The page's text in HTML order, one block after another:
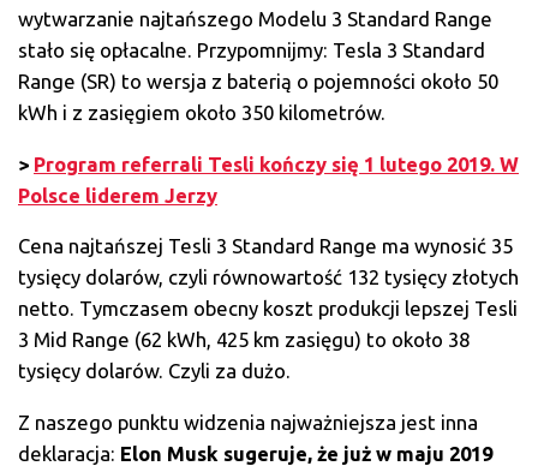
wytwarzanie najtańszego Modelu 3 Standard Range
stało się opłacalne. Przypomnijmy: Tesla 3 Standard
Range (SR) to wersja z baterią o pojemności około 50
kWh i z zasięgiem około 350 kilometrów.
> Program referrali Tesli kończy się 1 lutego 2019. W
Polsce liderem Jerzy
Cena najtańszej Tesli 3 Standard Range ma wynosić 35
tysięcy dolarów, czyli równowartość 132 tysięcy złotych
netto. Tymczasem obecny koszt produkcji lepszej Tesli
3 Mid Range (62 kWh, 425 km zasięgu) to około 38
tysięcy dolarów. Czyli za dużo.
Z naszego punktu widzenia najważniejsza jest inna
deklaracja: Elon Musk sugeruje, że już w maju 2019